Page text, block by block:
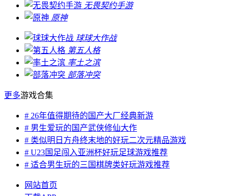
无畏契约手游
原神
球球大作战
第五人格
率土之滨
部落冲突
更多游戏合集
# 26年值得期待的国产大厂经典新游
# 男生爱玩的国产武侠修仙大作
# 类似明日方舟终末地的好玩二次元精品游戏
# U23国足闯入亚洲杯好玩足球游戏推荐
# 适合男生玩的三国棋牌类好玩游戏推荐
网站首页